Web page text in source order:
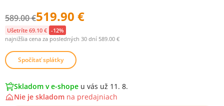
589.00 €519.90 €
Ušetríte 69.10 € -12%
najnižšia cena za posledných 30 dní 589.00 €
Spočítať splátky
Skladom v e-shope u vás už 11. 8.
Nie je skladom na predajniach